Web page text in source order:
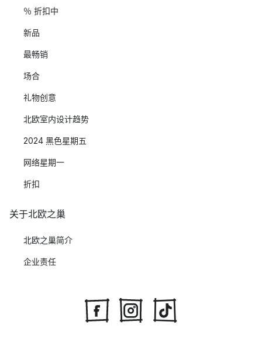
％ 折扣中
新品
最畅销
场合
礼物创意
北欧室内设计趋势
2024 黑色星期五
网络星期一
折扣
关于北欧之巢
北欧之巢简介
企业责任